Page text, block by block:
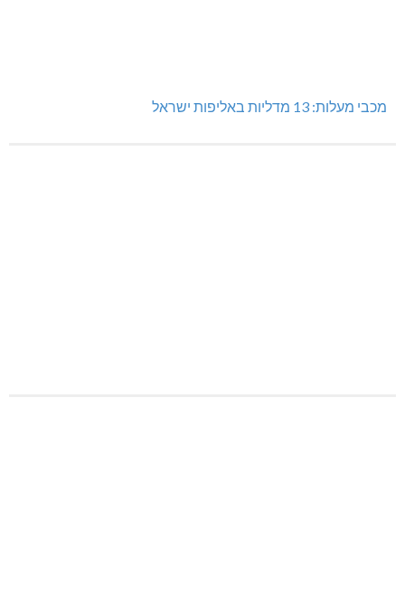
מכבי מעלות: 13 מדליות באליפות ישראל